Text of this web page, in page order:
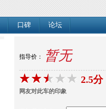
口碑 论坛
指导价： 暂无
2.5分
网友对此车的印象